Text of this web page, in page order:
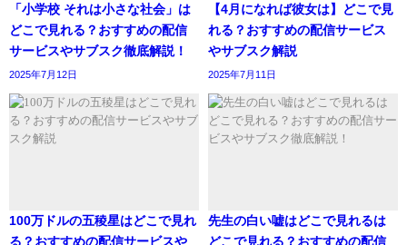
「小学校 それは小さな社会」は
どこで見れる？おすすめの配信
サービスやサブスク徹底解説！
2025年7月12日
【4月になれば彼女は】どこで見
れる？おすすめの配信サービス
やサブスク解説
2025年7月11日
100万ドルの五稜星はどこで見れ
る？おすすめの配信サービスや
先生の白い嘘はどこで見れるは
どこで見れる？おすすめの配信